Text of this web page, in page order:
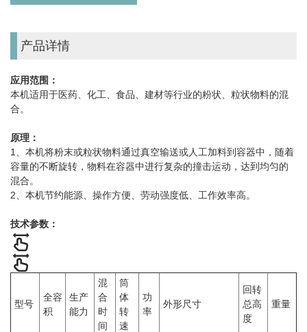
产品详情
应用范围：
本机适用于医药、化工、食品、建材等行业的粉状、粒状物料的混
合。
原理：
1、本机将粉末或粒状物料通过真空输送或人工加料到容器中，随着
容量的不断旋转，物料在容器中进行复杂的撞击运动，达到均匀的
混合。
2、本机节约能源、操作方便、劳动强度低、工作效率高。
技术参数：
型号
全容
积
生产
能力
混
合
时
间
筒
体
转
速
功
率
外形尺寸
回转
总高
度
重量